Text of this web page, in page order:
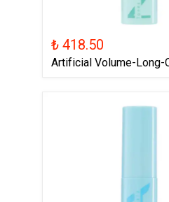
₺ 418.50
Artificial Volume-Long-